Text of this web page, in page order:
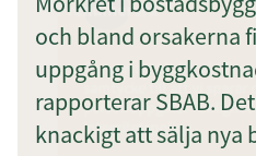
och bland orsakerna
uppgång i
rapporterar SBAB.
knackigt att sälja nya
Prenumerera
Genom att klicka på
samtycke till att vi sparar
personuppgifter i enlighet
integritetspolicy.